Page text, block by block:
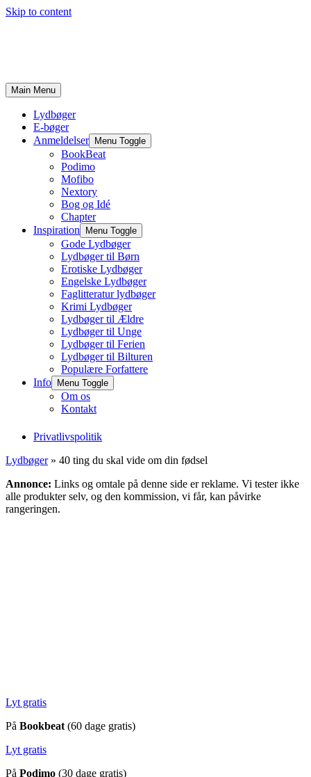
Skip to content
Main Menu
Lydbøger
E-bøger
Anmeldelser
Menu Toggle
BookBeat
Podimo
Mofibo
Nextory
Bog og Idé
Chapter
Inspiration
Menu Toggle
Gode Lydbøger
Lydbøger til Børn
Erotiske Lydbøger
Engelske Lydbøger
Faglitteratur lydbøger
Krimi Lydbøger
Lydbøger til Ældre
Lydbøger til Unge
Lydbøger til Ferien
Lydbøger til Bilturen
Populære Forfattere
Info
Menu Toggle
Om os
Kontakt
Privatlivspolitik
Lydbøger» 40 ting du skal vide om din fødsel
Annonce: Links og omtale på denne side er reklame. Vi tester ikke
alle produkter selv, og den kommission, vi får, kan påvirke
rangeringen.
Lyt gratis
På Bookbeat (60 dage gratis)
Lyt gratis
På Podimo (30 dage gratis)